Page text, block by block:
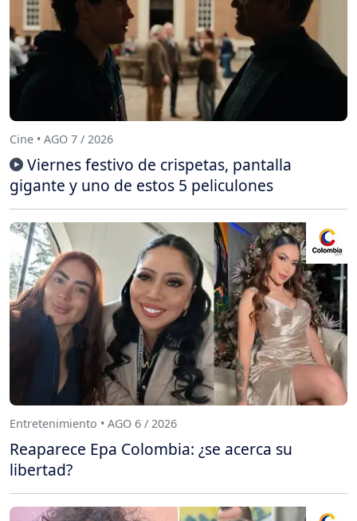
Cine • AGO 7 / 2026
Viernes festivo de crispetas, pantalla
gigante y uno de estos 5 peliculones
Entretenimiento • AGO 6 / 2026
Reaparece Epa Colombia: ¿se acerca su
libertad?